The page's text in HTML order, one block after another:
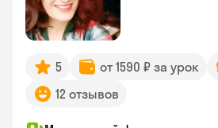
5 от 1590 ₽ за урок
12 отзывов